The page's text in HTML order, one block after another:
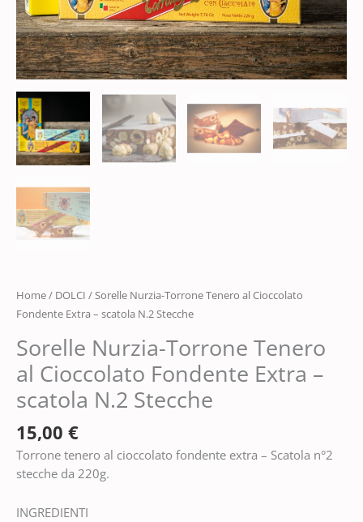
Home/ DOLCI / Sorelle Nurzia-Torrone Tenero al Cioccolato
Fondente Extra – scatola N.2 Stecche
Sorelle Nurzia-Torrone Tenero
al Cioccolato Fondente Extra –
scatola N.2 Stecche
15,00 €
Torrone tenero al cioccolato fondente extra – Scatola n°2
stecche da 220g.
INGREDIENTI